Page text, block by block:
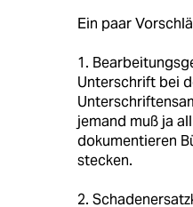
Ein paar
1.
Unterschrift bei
jemand muß ja
dokumentieren
stecken.
2.